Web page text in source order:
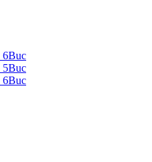
6Buc
5Buc
6Buc